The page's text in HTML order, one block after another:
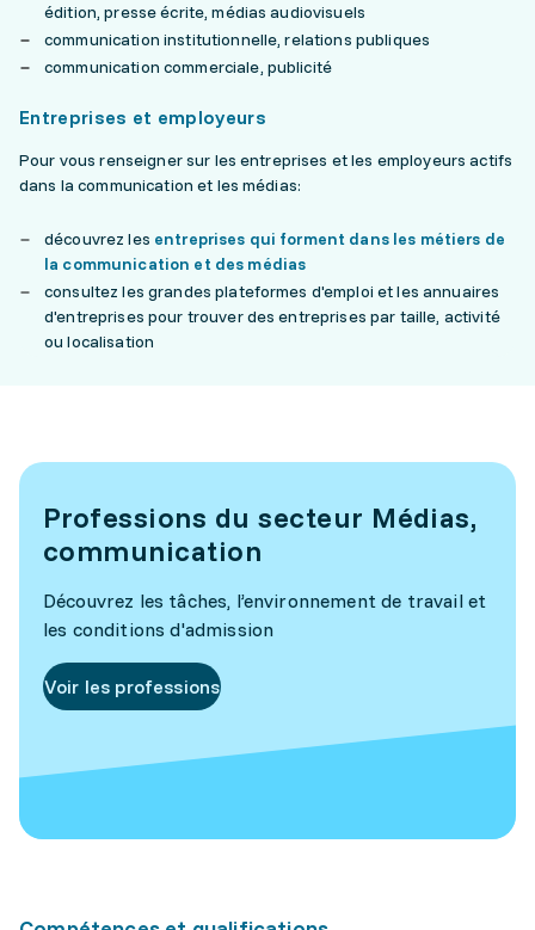
édition, presse écrite, médias audiovisuels
communication institutionnelle, relations publiques
communication commerciale, publicité
Entreprises et employeurs
Pour vous renseigner sur les entreprises et les employeurs actifs
dans la communication et les médias:
découvrez les entreprises qui forment dans les métiers de
la communication et des médias
consultez les grandes plateformes d'emploi et les annuaires
d'entreprises pour trouver des entreprises par taille, activité
ou localisation
Professions du secteur Médias,
communication
Découvrez les tâches, l’environnement de travail et
les conditions d'admission
Voir les professions